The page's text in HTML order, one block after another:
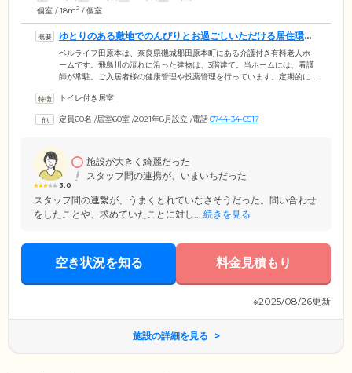
個室 / 18m2 / 個室
ゆとりのある敷地でのんびりとお過ごしいただける居住環境
です
ベルライフ田原本は、奈良県磯城郡田原本町にある介護付き有料老人ホ
ームです。飛鳥川の流れに沿った建物は、3階建て。当ホームには、看護
師が常駐。ご入居者様の健康管理や投薬管理を行っています。定期的に
た、ご入居者様の居室は完全個室をご用意。クローゼット付きで衣類の
ロアに機械浴室を含む浴室などの共用スペースを設置。全体的にゆとり
トイレ付き居室
定員60名 /居室60室 /2021年8月設立 /電話0744-34-6517
3.0
施設が大きく綺麗だった
スタッフ間の連携が、いまいちだった
スタッフ間の連繋が、うまくとれていなさそうだった。問い合わせ
をしたことや、求めていたことに対し... 続きを見る
空き状況を知る 料金見積もり
※2025/08/26更新
施設の詳細を見る